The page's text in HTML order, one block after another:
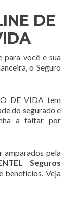
DE
para você e sua
o Seguro
DE VIDA tem
do segurado e
a faltar por
amparados pela
Seguros
benefícios. Veja